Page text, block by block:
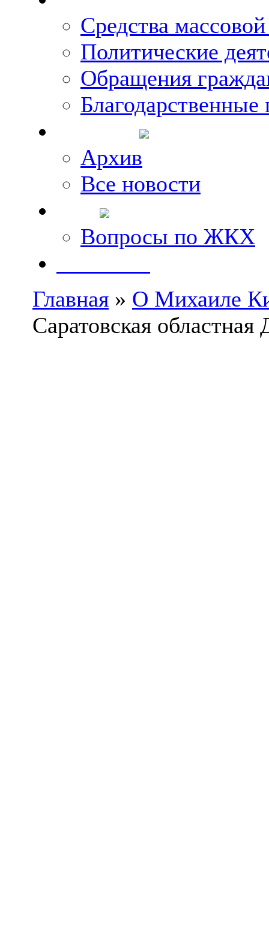
Средства
Политические
Обращения
Благодарственные
Архив
Все новости
Вопросы по ЖКХ
Главная » О Михаиле
Саратовская областная